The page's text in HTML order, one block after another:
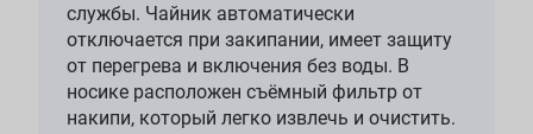
службы. Чайник автоматически
отключается при закипании, имеет защиту
от перегрева и включения без воды. В
носике расположен съёмный фильтр от
накипи, который легко извлечь и очистить.